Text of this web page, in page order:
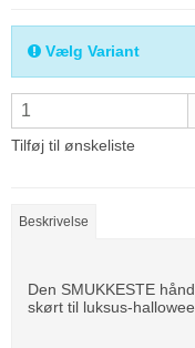
Vælg Variant
Tilføj til ønskeliste
Beskrivelse
Den SMUKKESTE
skørt til luksus-